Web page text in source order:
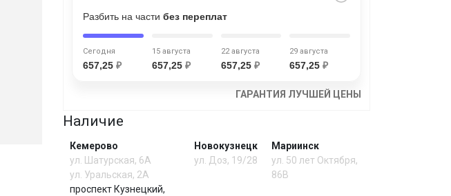
Разбить на части без переплат
Сегодня
657,25 ₽
15 августа
657,25 ₽
22 августа
657,25 ₽
29 августа
657,25₽
ГАРАНТИЯ ЛУЧШЕЙ ЦЕНЫ
Наличие
Кемерово
ул. Шатурская, 6А
ул. Уральская, 2А
проспект Кузнецкий,
Новокузнецк
ул. Доз, 19/28
Мариинск
ул. 50 лет Октября,
86В